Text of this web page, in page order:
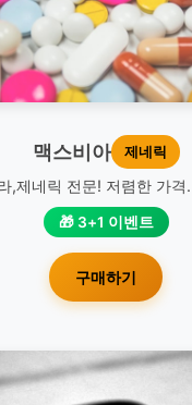
맥스비아 제네릭
,제네릭 전문! 저렴한 가격
🎁 3+1 이벤트
구매하기